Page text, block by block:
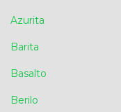
Azurita
Barita
Basalto
Berilo